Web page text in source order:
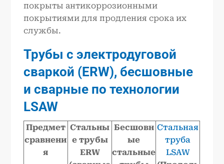
покрыты антикоррозионными
покрытиями для продления срока их
службы.
Трубы с электродуговой
сваркой (ERW), бесшовные
и сварные по технологии
LSAW
Предмет
сравнени
я
Стальны
е трубы
ERW
Бесшовн
ые
стальные
Стальная
труба
LSAW